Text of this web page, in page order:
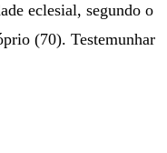
eclesial, segundo o
(70). Testemunhar